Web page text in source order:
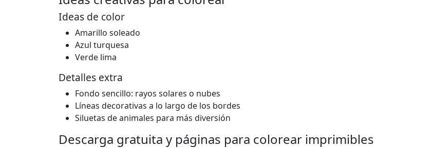
Ideas de color
Amarillo soleado
Azul turquesa
Verde lima
Detalles extra
Fondo sencillo: rayos solares o nubes
Líneas decorativas a lo largo de los bordes
Siluetas de animales para más diversión
Descarga gratuita y páginas para colorear imprimibles